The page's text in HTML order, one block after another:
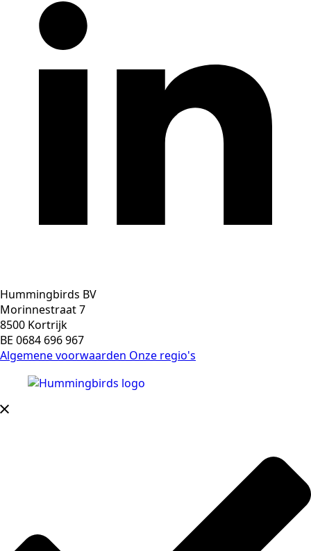
Hummingbirds BV
Morinnestraat 7
8500 Kortrijk
BE 0684 696 967
Algemene voorwaarden Onze regio's